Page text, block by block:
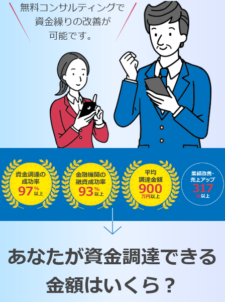
無料コンサルティングで
資金繰りの改善が
可能です。
あなたが資金調達できる
金額はいくら？